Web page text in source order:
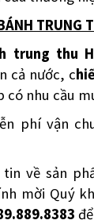
TRUNG
trung thu
cả nước, c
có nhu cầu
phí vận
về sản
mời Quý